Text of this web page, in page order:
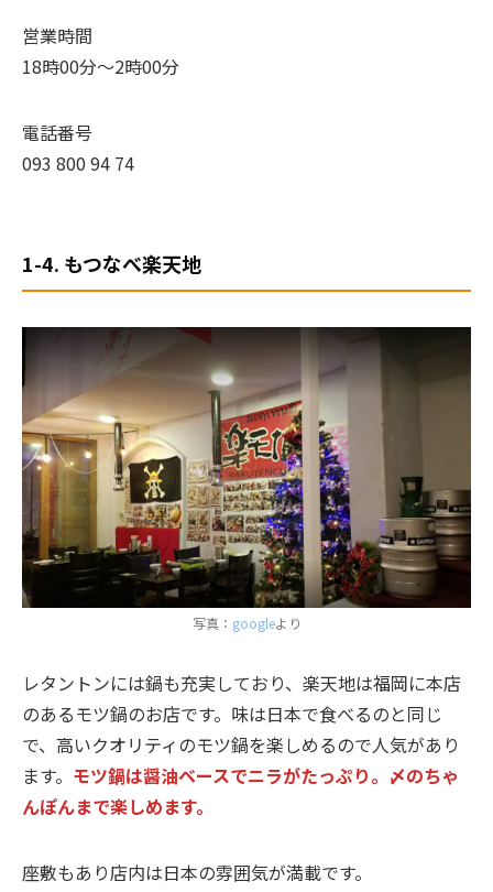
営業時間
18時00分～2時00分
電話番号
093 800 94 74
1-4. もつなべ楽天地
写真： googleより
レタントンには鍋も充実しており、楽天地は福岡に本店
のあるモツ鍋のお店です。味は日本で食べるのと同じ
で、高いクオリティのモツ鍋を楽しめるので人気があり
ます。 モツ鍋は醤油ベースでニラがたっぷり。〆のちゃ
んぽんまで楽しめます。
座敷もあり店内は日本の雰囲気が満載です。